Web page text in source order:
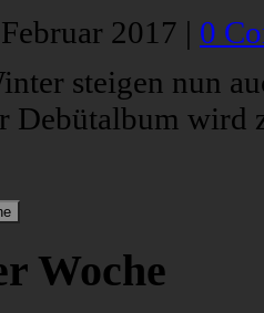
2017 | 0
steigen nun
Debütalbum wird
Woche